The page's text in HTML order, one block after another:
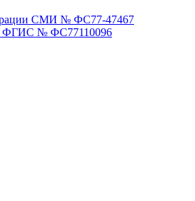
СМИ № ФС77-47467
ФГИС № ФС77110096